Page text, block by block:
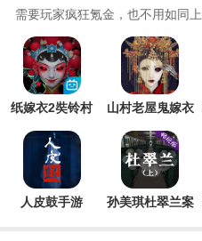
需要玩家疯狂氪金，也不用如同
尽管放松心情，用你最喜欢的姿
纸嫁衣2奘铃村
山村老屋鬼嫁衣
人皮鼓手游
孙美琪杜翠兰案